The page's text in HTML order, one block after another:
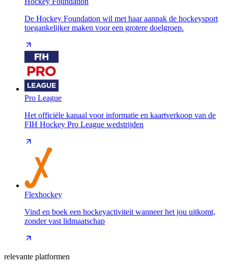
De Hockey Foundation wil met haar aanpak de hockeysport
toegankelijker maken voor een grotere doelgroep.
Pro League
Het officiële kanaal voor informatie en kaartverkoop van de
FIH Hockey Pro League wedstrijden
Flexhockey
Vind en boek een hockeyactiviteit wanneer het jou uitkomt,
zonder vast lidmaatschap
relevante platformen